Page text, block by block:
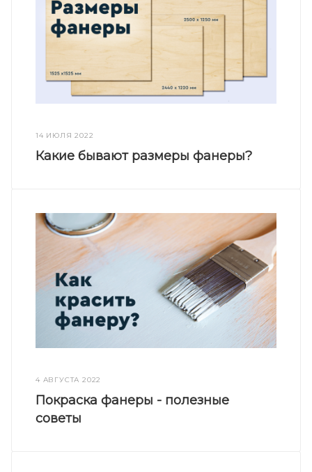
14 ИЮЛЯ 2022
Какие бывают размеры фанеры?
4 АВГУСТА 2022
Покраска фанеры - полезные
советы